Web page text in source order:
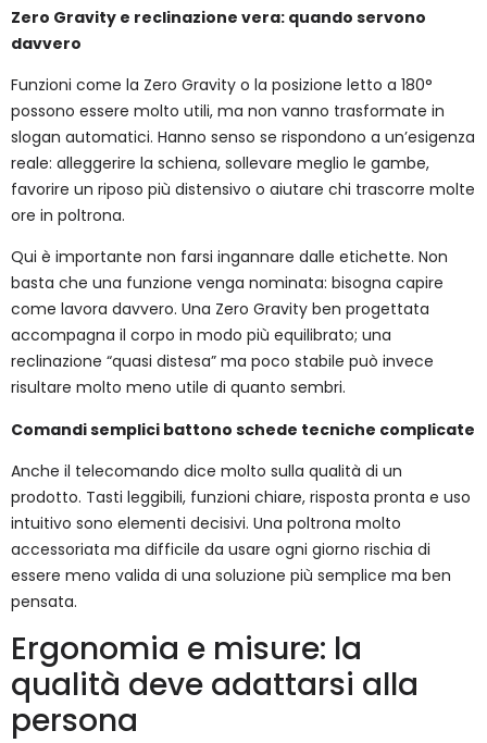
Zero Gravity e reclinazione vera: quando servono
davvero
Funzioni come la Zero Gravity o la posizione letto a 180°
possono essere molto utili, ma non vanno trasformate in
slogan automatici. Hanno senso se rispondono a un’esigenza
reale: alleggerire la schiena, sollevare meglio le gambe,
favorire un riposo più distensivo o aiutare chi trascorre molte
ore in poltrona.
Qui è importante non farsi ingannare dalle etichette. Non
basta che una funzione venga nominata: bisogna capire
come lavora davvero. Una Zero Gravity ben progettata
accompagna il corpo in modo più equilibrato; una
reclinazione “quasi distesa” ma poco stabile può invece
risultare molto meno utile di quanto sembri.
Comandi semplici battono schede tecniche complicate
Anche il telecomando dice molto sulla qualità di un
prodotto. Tasti leggibili, funzioni chiare, risposta pronta e uso
intuitivo sono elementi decisivi. Una poltrona molto
accessoriata ma difficile da usare ogni giorno rischia di
essere meno valida di una soluzione più semplice ma ben
pensata.
Ergonomia e misure: la
qualità deve adattarsi alla
persona